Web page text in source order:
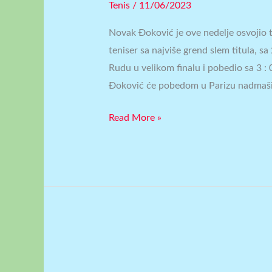
Tenis/ 11/06/2023
Novak Đoković je ove nedelje osvojio
teniser sa najviše grend slem titula,
Rudu u velikom finalu i pobedio sa 3
Đoković će pobedom u Parizu
Read More »